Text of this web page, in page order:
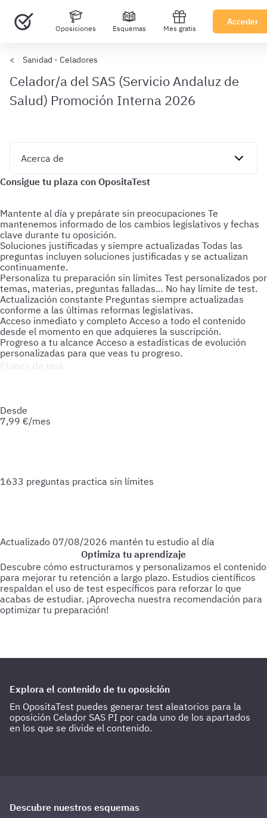
Oposiciones Esquemas Mes gratis
Acceder
Sanidad - Celadores
Celador/a del SAS (Servicio Andaluz de
Salud) Promoción Interna 2026
Mantente al día y prepárate sin preocupaciones Te
mantenemos informado de los cambios legislativos y fechas
clave durante tu oposición.
Soluciones justificadas y siempre actualizadas Todas las
preguntas incluyen soluciones justificadas y se actualizan
continuamente.
Personaliza tu preparación sin límites Test personalizados por
temas, materias, preguntas falladas… No hay límite de test.
Actualización constante Preguntas siempre actualizadas
conforme a las últimas reformas legislativas.
Acceso inmediato y completo Acceso a todo el contenido
desde el momento en que adquieres la suscripción.
Progreso a tu alcance Acceso a estadísticas de evolución
personalizadas para que veas tu progreso.
Desde
7,99 €/mes
1633 preguntas practica sin límites
Actualizado 07/08/2026 mantén tu estudio al día
Optimiza tu aprendizaje
Descubre cómo estructuramos y personalizamos el contenido
para mejorar tu retención a largo plazo. Estudios científicos
respaldan el uso de test específicos para reforzar lo que
acabas de estudiar. ¡Aprovecha nuestra recomendación para
optimizar tu preparación!
Explora el contenido de tu oposición
En OpositaTest puedes generar test aleatorios para la
oposición Celador SAS PI por cada uno de los apartados
en los que se divide el contenido.
Descubre nuestros esquemas